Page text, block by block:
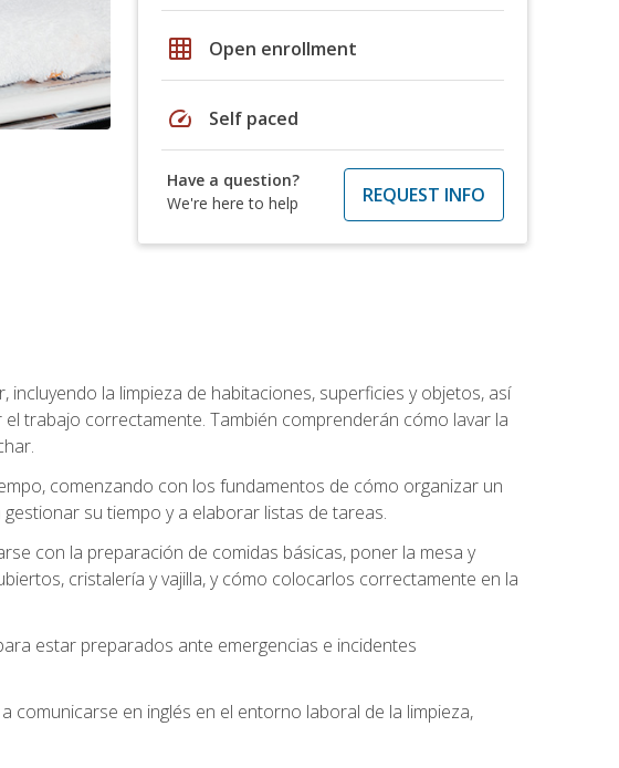
grid_on Open enrollment
speed Self paced
Have a question?
We're here to help
REQUEST INFO
la limpieza de habitaciones, superficies y objetos, así
trabajo correctamente. También comprenderán cómo lavar la
comenzando con los fundamentos de cómo organizar un
su tiempo y a elaborar listas de tareas.
con la preparación de comidas básicas, poner la mesa y
cristalería y vajilla, y cómo colocarlos correctamente en la
estar preparados ante emergencias e incidentes
comunicarse en inglés en el entorno laboral de la limpieza,